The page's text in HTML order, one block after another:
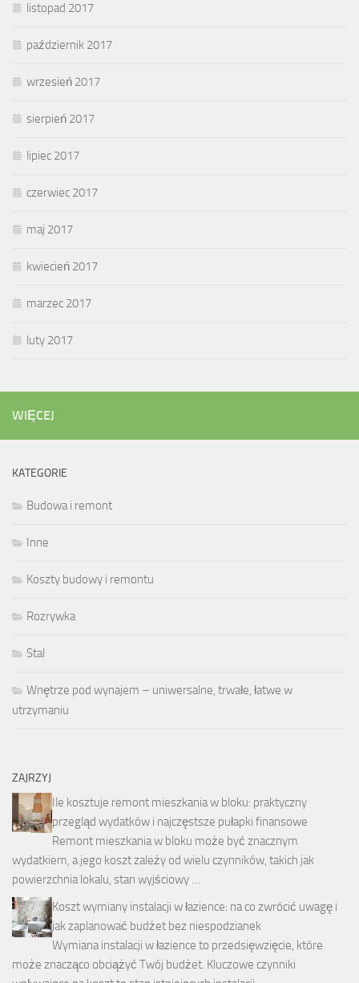
listopad 2017
październik 2017
wrzesień 2017
sierpień 2017
lipiec 2017
czerwiec 2017
maj 2017
kwiecień 2017
marzec 2017
luty 2017
WIĘCEJ
KATEGORIE
Budowa i remont
Inne
Koszty budowy i remontu
Rozrywka
Stal
Wnętrze pod wynajem – uniwersalne, trwałe, łatwe w
utrzymaniu
ZAJRZYJ
Ile kosztuje remont mieszkania w bloku: praktyczny
przegląd wydatków i najczęstsze pułapki finansowe
Remont mieszkania w bloku może być znacznym
wydatkiem, a jego koszt zależy od wielu czynników, takich jak
powierzchnia lokalu, stan wyjściowy …
Koszt wymiany instalacji w łazience: na co zwrócić uwagę i
jak zaplanować budżet bez niespodzianek
Wymiana instalacji w łazience to przedsięwzięcie, które
może znacząco obciążyć Twój budżet. Kluczowe czynniki